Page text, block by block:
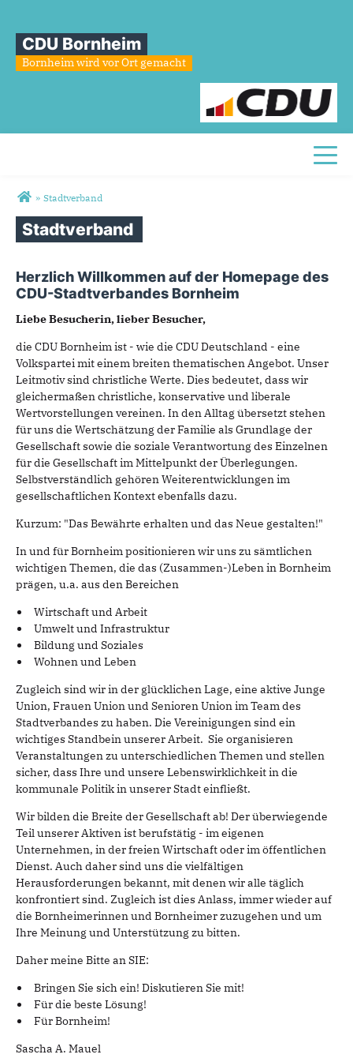
CDU Bornheim
Bornheim wird vor Ort gemacht
Sie sind hier
» Stadtverband
Stadtverband
Herzlich Willkommen auf der Homepage des
CDU-Stadtverbandes Bornheim
Liebe Besucherin, lieber Besucher,
die CDU Bornheim ist - wie die CDU Deutschland - eine
Volkspartei mit einem breiten thematischen Angebot. Unser
Leitmotiv sind christliche Werte. Dies bedeutet, dass wir
gleichermaßen christliche, konservative und liberale
Wertvorstellungen vereinen. In den Alltag übersetzt stehen
für uns die Wertschätzung der Familie als Grundlage der
Gesellschaft sowie die soziale Verantwortung des Einzelnen
für die Gesellschaft im Mittelpunkt der Überlegungen.
Selbstverständlich gehören Weiterentwicklungen im
gesellschaftlichen Kontext ebenfalls dazu.
Kurzum: "Das Bewährte erhalten und das Neue gestalten!"
In und für Bornheim positionieren wir uns zu sämtlichen
wichtigen Themen, die das (Zusammen-)Leben in Bornheim
prägen, u.a. aus den Bereichen
Wirtschaft und Arbeit
Umwelt und Infrastruktur
Bildung und Soziales
Wohnen und Leben
Zugleich sind wir in der glücklichen Lage, eine aktive Junge
Union, Frauen Union und Senioren Union im Team des
Stadtverbandes zu haben. Die Vereinigungen sind ein
wichtiges Standbein unserer Arbeit. Sie organisieren
Veranstaltungen zu unterschiedlichen Themen und stellen
sicher, dass Ihre und unsere Lebenswirklichkeit in die
kommunale Politik in unserer Stadt einfließt.
Wir bilden die Breite der Gesellschaft ab! Der überwiegende
Teil unserer Aktiven ist berufstätig - im eigenen
Unternehmen, in der freien Wirtschaft oder im öffentlichen
Dienst. Auch daher sind uns die vielfältigen
Herausforderungen bekannt, mit denen wir alle täglich
konfrontiert sind. Zugleich ist dies Anlass, immer wieder auf
die Bornheimerinnen und Bornheimer zuzugehen und um
Ihre Meinung und Unterstützung zu bitten.
Daher meine Bitte an SIE:
Bringen Sie sich ein! Diskutieren Sie mit!
Für die beste Lösung!
Für Bornheim!
Sascha A. Mauel